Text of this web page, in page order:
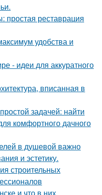
простая реставрация
удобства и
- идеи для аккуратного
вписанная в
задачей: найти
комфортного дачного
в душевой важно
и эстетику.
строительных
и что в них